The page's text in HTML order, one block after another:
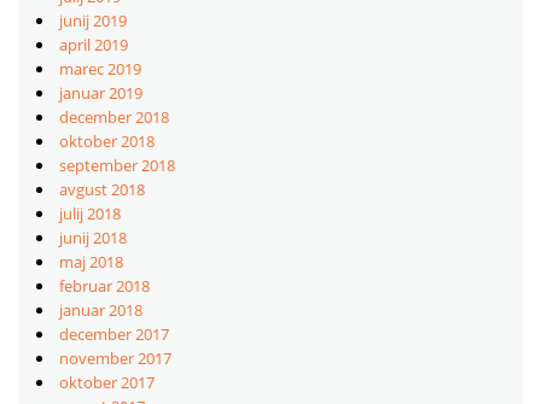
junij 2019
april 2019
marec 2019
januar 2019
december 2018
oktober 2018
september 2018
avgust 2018
julij 2018
junij 2018
maj 2018
februar 2018
januar 2018
december 2017
november 2017
oktober 2017